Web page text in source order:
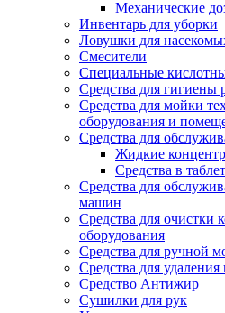
Механические
Инвентарь для уборки
Ловушки для
Смесители
Специальные
Средства для гигиены
Средства для мойки
оборудования и
Средства для
Жидкие
Средства в
Средства для
машин
Средства для очистки
оборудования
Средства для ручной
Средства для удаления
Средство Антижир
Сушилки для рук